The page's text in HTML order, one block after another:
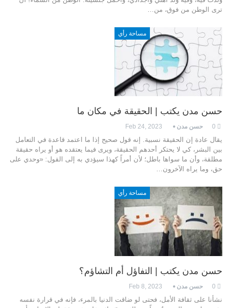
ترى الوطن من فوق، من…
مساحة رأي
حسن مدن يكتب | الحقيقة في مكان ما
حسن مدن Feb 24, 2023
يقال عادة إن الحقيقة نسبية. إنه قول صحيح إذا ما اعتمد قاعدة في التعامل
بين البشر، كي لا يحتكر أحدهم الحقيقة، ويرى فيما يعتقده هو أو يراه حقيقة
مطلقة، وأن ما سواها باطل؛ لأن أمراً كهذا سيؤدي به إلى القول: «وحدي على
حق، وما يراه الآخرون…
مساحة رأي
حسن مدن يكتب | التفاؤل أم التشاؤم؟
حسن مدن Feb 8, 2023
نشأنا على ثقافة الأمل، فحتى لو ضاقت الدنيا بالمرء، فإنه في قرارة نفسه